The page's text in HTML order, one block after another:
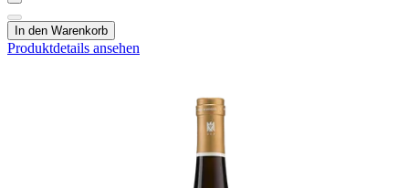
In den Warenkorb
Produktdetails ansehen